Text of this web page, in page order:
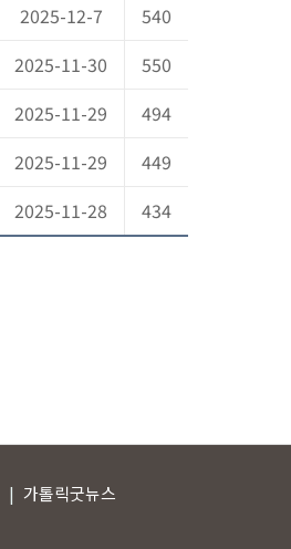
2025-12-7
540
2025-11-30
550
2025-11-29
494
2025-11-29
449
2025-11-28 434
가톨릭굿뉴스